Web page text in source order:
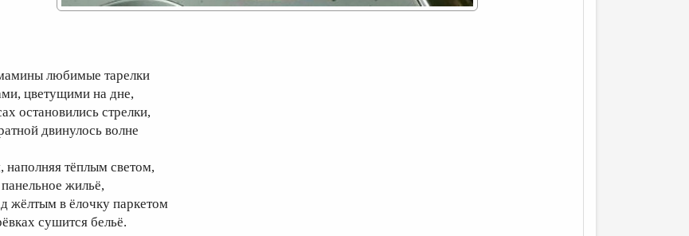
любимые тарелки
цветущими на дне,
остановились стрелки,
двинулось волне
наполняя тёплым светом,
жильё,
жёлтым в ёлочку паркетом
сушится бельё.